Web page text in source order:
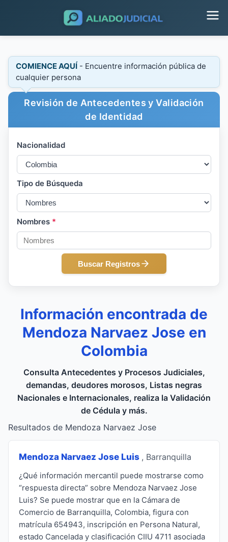
COMIENCE AQUÍ - Encuentre información pública de
cualquier persona
Revisión de Antecedentes y Validación
de Identidad
Nacionalidad
Tipo de Búsqueda
Nombres *
Buscar Registros
Información encontrada de
Mendoza Narvaez Jose en
Colombia
Consulta Antecedentes y Procesos Judiciales,
demandas, deudores morosos, Listas negras
Nacionales e Internacionales, realiza la Validación
de Cédula y más.
Resultados de Mendoza Narvaez Jose
Mendoza Narvaez Jose Luis , Barranquilla
¿Qué información mercantil puede mostrarse como
“respuesta directa” sobre Mendoza Narvaez Jose
Luis? Se puede mostrar que en la Cámara de
Comercio de Barranquilla, Colombia, figura con
matrícula 654943, inscripción en Persona Natural,
estado Cancelada y clasificación CIIU 4711 asociada